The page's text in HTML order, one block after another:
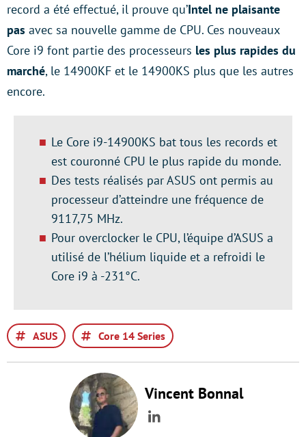
record a été effectué, il prouve qu’Intel ne plaisante
pas avec sa nouvelle gamme de CPU. Ces nouveaux
Core i9 font partie des processeurs les plus rapides du
marché, le 14900KF et le 14900KS plus que les autres
encore.
Le Core i9-14900KS bat tous les records et
est couronné CPU le plus rapide du monde.
Des tests réalisés par ASUS ont permis au
processeur d’atteindre une fréquence de
9117,75 MHz.
Pour overclocker le CPU, l’équipe d’ASUS a
utilisé de l’hélium liquide et a refroidi le
Core i9 à -231°C.
ASUS Core 14 Series
Vincent Bonnal
LinkedIn